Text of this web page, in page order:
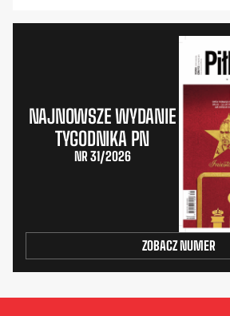
NAJNOWSZE WYDANIE
TYGODNIKA PN
NR 31/2026
ZOBACZ NUMER